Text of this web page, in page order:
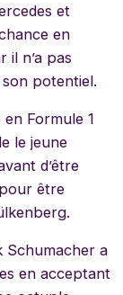
et
en
il n’a pas
potentiel.
Formule 1
le jeune
d’être
être
Schumacher a
en acceptant